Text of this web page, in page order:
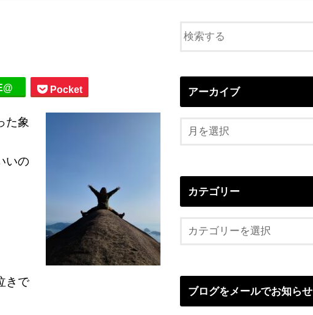
Pocket
た象
いの
きで
アーカイブ
カテゴリー
ブログをメールでお知らせ